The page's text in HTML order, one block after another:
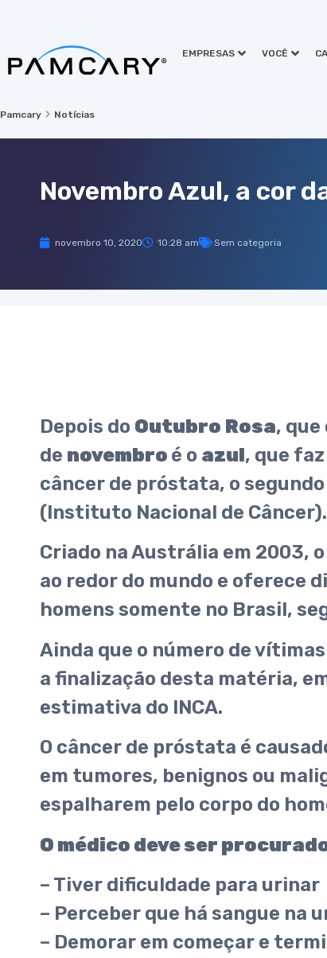
EMPRESAS VOCÊ
Pamcary Notícias
Novembro Azul, a cor
novembro 10, 2020 10:28 am Sem categoria
Depois do Outubro Rosa,
de novembro é o azul, que
câncer de próstata, o
(Instituto Nacional de Câncer).
Criado na Austrália em 2003,
ao redor do mundo e oferece
homens somente no Brasil,
Ainda que o número de
a finalização desta matéria,
estimativa do INCA.
O câncer de próstata é
em tumores, benignos ou
espalharem pelo corpo do
O médico deve ser
– Tiver dificuldade para urinar
– Perceber que há sangue na
– Demorar em começar e